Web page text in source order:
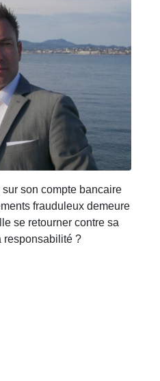
sur son compte bancaire
frauduleux demeure
se retourner contre sa
responsabilité ?